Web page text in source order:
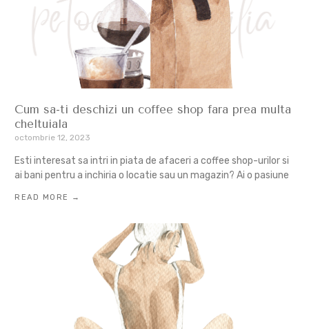
Cum sa-ti deschizi un coffee shop fara prea multa
cheltuiala
octombrie 12, 2023
Esti interesat sa intri in piata de afaceri a coffee shop-urilor si
ai bani pentru a inchiria o locatie sau un magazin? Ai o pasiune
READ MORE →